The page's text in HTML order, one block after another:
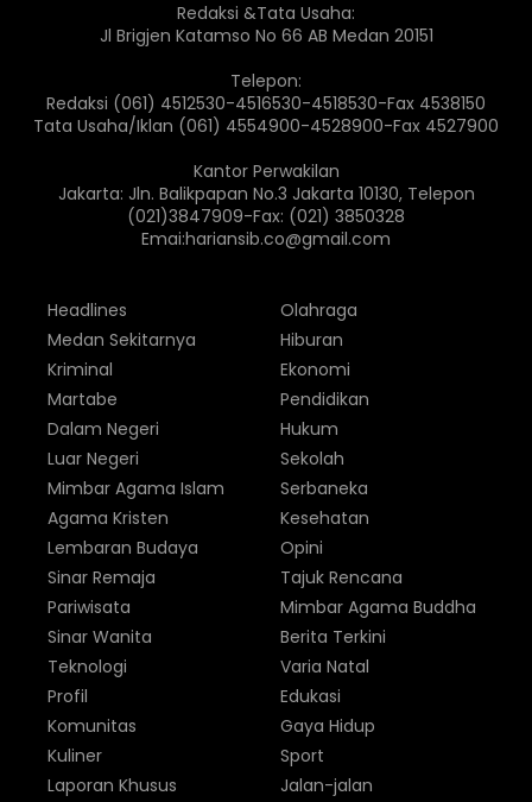
Redaksi &Tata Usaha:
Jl Brigjen Katamso No 66 AB Medan 20151
Telepon:
Redaksi (061) 4512530-4516530-4518530-Fax 4538150
Tata Usaha/Iklan (061) 4554900-4528900-Fax 4527900
Kantor Perwakilan
Jakarta: Jln. Balikpapan No.3 Jakarta 10130, Telepon
(021)3847909-Fax: (021) 3850328
Emai:hariansib.co@gmail.com
Headlines
Medan Sekitarnya
Kriminal
Martabe
Dalam Negeri
Luar Negeri
Olahraga
Hiburan
Ekonomi
Pendidikan
Hukum
Sekolah
Mimbar Agama Islam
Agama Kristen
Lembaran Budaya
Sinar Remaja
Pariwisata
Sinar Wanita
Serbaneka
Kesehatan
Opini
Tajuk Rencana
Mimbar Agama Buddha
Berita Terkini
Teknologi
Profil
Komunitas
Kuliner
Laporan Khusus
Varia Natal
Edukasi
Gaya Hidup
Sport
Jalan-jalan